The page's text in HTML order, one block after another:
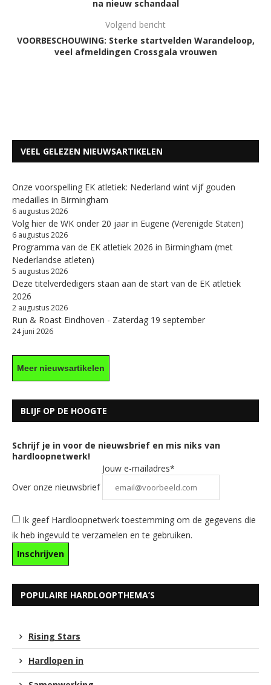
na nieuw schandaal
Volgend bericht
VOORBESCHOUWING: Sterke startvelden Warandeloop,
veel afmeldingen Crossgala vrouwen
VEEL GELEZEN NIEUWSARTIKELEN
Onze voorspelling EK atletiek: Nederland wint vijf gouden
medailles in Birmingham
6 augustus 2026
Volg hier de WK onder 20 jaar in Eugene (Verenigde Staten)
6 augustus 2026
Programma van de EK atletiek 2026 in Birmingham (met
Nederlandse atleten)
5 augustus 2026
Deze titelverdedigers staan aan de start van de EK atletiek
2026
2 augustus 2026
Run & Roast Eindhoven - Zaterdag 19 september
24 juni 2026
Meer nieuwsartikelen
BLIJF OP DE HOOGTE
Schrijf je in voor de nieuwsbrief en mis niks van
hardloopnetwerk!
Over onze nieuwsbrief
Jouw e-mailadres*
Ik geef Hardloopnetwerk toestemming om de gegevens die
ik heb ingevuld te verzamelen en te gebruiken.
POPULAIRE HARDLOOPTHEMA’S
Rising Stars
Hardlopen in